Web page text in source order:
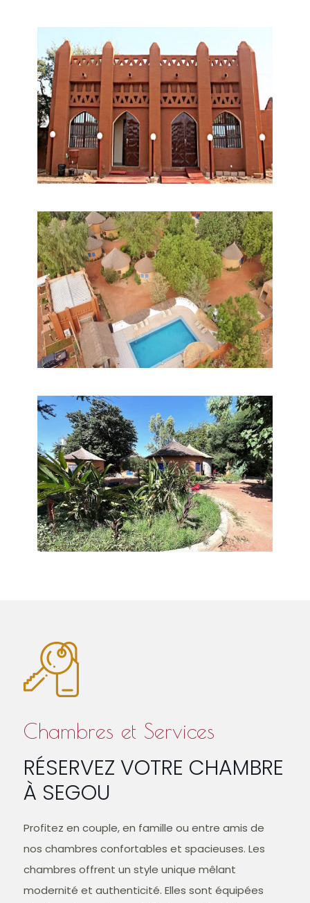
Chambres et Services
RÉSERVEZ VOTRE CHAMBRE
À SEGOU
Profitez en couple, en famille ou entre amis de
nos chambres confortables et spacieuses. Les
chambres offrent un style unique mêlant
modernité et authenticité. Elles sont équipées